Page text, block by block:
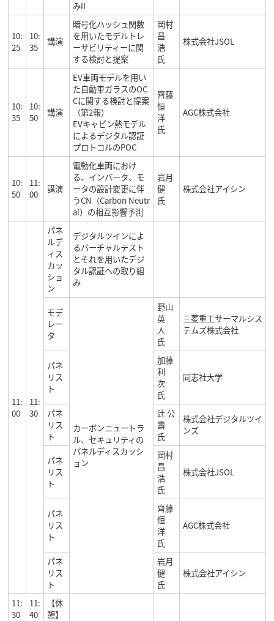
みII
10:
25
10:
35
講演
暗号化ハッシュ関数
を用いたモデルトレ
ーサビリティーに関
する検討と提案
岡村
昌
浩
氏
株式会社JSOL
10:
35
10:
50
講演
EV車両モデルを用い
た自動車ガラスのOC
Cに関する検討と提案
（第2報）
EVキャビン熱モデル
によるデジタル認証
プロトコルのPOC
齊藤
恒
洋
氏
AGC株式会社
10:
50
11:
00
講演
電動化車両におけ
る、インバータ、モ
ータの設計変更に伴
うCN（Carbon Neutr
al）の相互影響予測
岩月
健
氏
株式会社アイシン
11:
00
11:
30
パネ
ルデ
ィス
カッ
ショ
ン
デジタルツインによ
るバーチャルテスト
とそれを用いたデジ
タル認証への取り組
み
モデ
レー
タ
カーボンニュートラ
ル、セキュリティの
パネルディスカッシ
ョン
野山
英
人
氏
三菱重工サーマルシス
テムズ株式会社
パネ
リス
ト
加藤
利
次
氏
同志社大学
パネ
リス
ト
辻 公
壽
氏
株式会社デジタルツイ
ンズ
パネ
リス
ト
岡村
昌
浩
氏
株式会社JSOL
パネ
リス
ト
齊藤
恒
洋
氏
AGC株式会社
パネ
リス
ト
岩月
健
氏
株式会社アイシン
11:
30
11:
40
【休
憩】